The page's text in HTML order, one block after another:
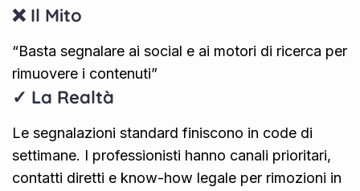
❌ Il Mito
“Basta segnalare ai social e ai motori di ricerca per
rimuovere i contenuti”
✓ La Realtà
Le segnalazioni standard finiscono in code di
settimane. I professionisti hanno canali prioritari,
contatti diretti e know-how legale per rimozioni in